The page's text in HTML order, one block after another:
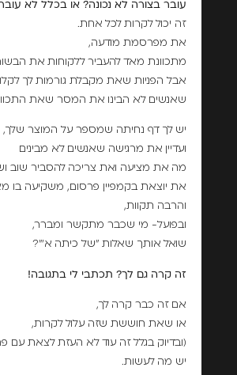
עובר בצורה לא נכונה? או בכלל לא
זה יכול לקרות לכל אחת.
את מפרסמת מודעה,
מתכוונת מאד להעביר ללקוחות את
אבל הפניות שאת מקבלת גורמות לך
שאנשים לא הבינו את המסר שאת
יש לך דף נחיתה שמספר על המוצר שלך,
ועדיין את מרגישה שאנשים לא מבינים
מה את מציעה ואת צריכה להסביר שוב
את יוצאת בקמפיין פרסום, משקיעה בו
והרבה תקוות,
ובפועל- מי שכבר מתקשר ומברר,
שואל אותך שאלות "של כיתה א'"?
זה קרה גם לך? תכתבי לי בתגובה!
אם זה כבר קרה לך,
או שאת חוששת שזה עלול לקרות,
(ובדיוק בגלל זה עוד לא העזת לצאת עם
יש מה לעשות.